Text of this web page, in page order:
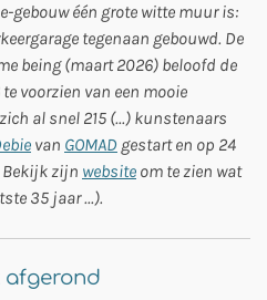
gebouw één grote witte muur is:
tegenaan gebouwd. De
being (maart 2026) beloofd de
voorzien van een mooie
al snel 215 (...) kunstenaars
van GOMAD gestart en op 24
zijn website om te zien wat
35 jaar ...).
afgerond